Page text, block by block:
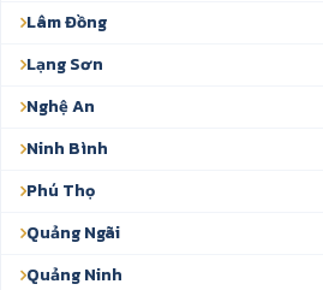
Lâm Đồng
Lạng Sơn
Nghệ An
Ninh Bình
Phú Thọ
Quảng Ngãi
Quảng Ninh